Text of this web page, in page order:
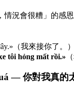
況會很糟」的感恩
（我來接你了。）
tôi hỏng mất rồi.»
— 你對我真的